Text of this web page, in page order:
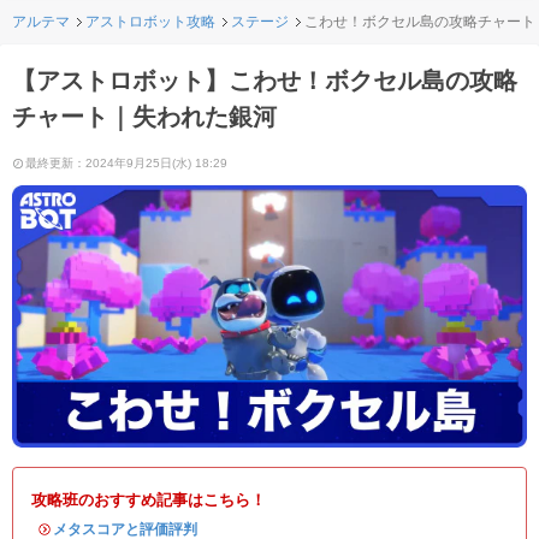
アルテマ アストロボット攻略 ステージ こわせ！ボクセル島の攻略チャー
【アストロボット】こわせ！ボクセル島の攻略
チャート｜失われた銀河
最終更新：2024年9月25日(水) 18:29
攻略班のおすすめ記事はこちら！
・ メタスコアと評価評判